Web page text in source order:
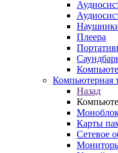
Плеера
Компьютерная
Назад
Карты
Сетевое